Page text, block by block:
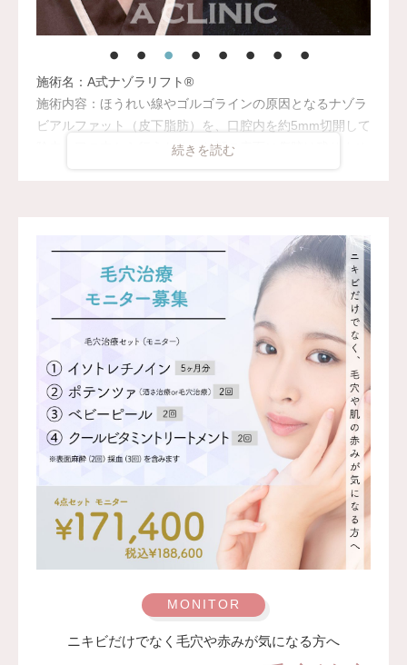
施術名：A式ナゾラリフト®︎
施術内容：ほうれい線やゴルゴラインの原因となるナゾラ
ビアルファット（皮下脂肪）を、口腔内を約5mm切開して
除去。口の中から行うため、お顔の表面に傷跡は残りませ
し、医療用の溶ける糸で縫合します（抜糸不要）。
脂肪除去・糸リフト・皮膚の切開を組み合わせ、多角的に
たるみや口元の影へアプローチする施術です。
リスク、副作用：腫れ、赤み、内出血、むくみ、痛み、つ
っぱり感、熱感、しびれ、頭痛などが一時的に生じること
があります。
また、稀に感染症、左右差、皮膚のよれ、糸の突出、感覚
の鈍さ、色素沈着、創部のへこみ・瘢痕、硬結、耳介の変
形、頬のこけ、肥厚性瘢痕、脂肪塞栓などが起こる可能性
があります。
費用： 785,400円〜1,223,200円(税込）
監修医：A CLINIC 統括院長 医師 山田 哲雄
ニキビだけでなく毛穴や赤みが気になる方へ